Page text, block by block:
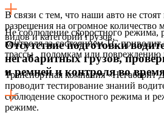
В связи с тем, что наши авто не
разрешения на огромное количество
видов и категорий грузов.
Не соблюдение скоростного режима,
контроля за состоянием ТС приводит
трассы , поломкам или повреждению
Транспортная компания «Негабарит
проводит тестирование знаний
соблюдение скоростного режима и
режиме.
Отсутствие подготовки
негабаритных грузов,
и ремней и контроля во